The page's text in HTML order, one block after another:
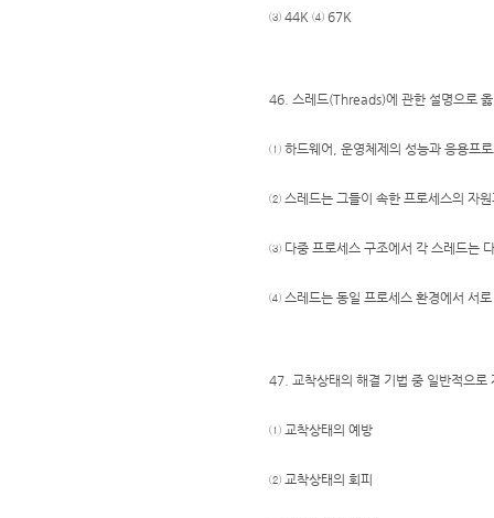
③ 44K ④ 67K
46. 스레드(Threads)에 관한 설명으로
① 하드웨어, 운영체제의 성능과 응용프
② 스레드는 그들이 속한 프로세스의 자
③ 다중 프로세스 구조에서 각 스레드는
④ 스레드는 동일 프로세스 환경에서 서
47. 교착상태의 해결 기법 중 일반적으로
① 교착상태의 예방
② 교착상태의 회피